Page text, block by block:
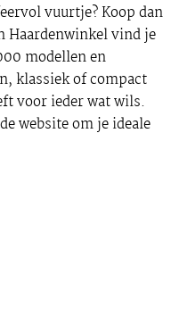
vuurtje? Koop dan
Haardenwinkel vind je
modellen en
klassiek of compact
voor ieder wat wils.
website om je ideale